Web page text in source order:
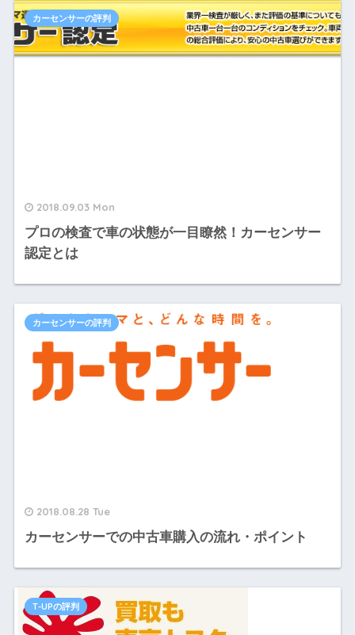
2018.09.03 Mon
プロの検査で車の状態が一目瞭然！カーセンサー
認定とは
カーセンサーの評判
2018.08.28 Tue
カーセンサーでの中古車購入の流れ・ポイント
カーセンサーの評判
T-UPの評判